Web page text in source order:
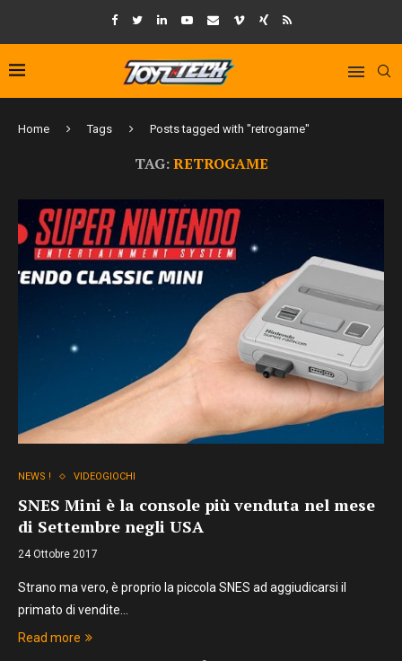
Home Tags Posts tagged with "retrogame"
TAG:RETROGAME
NEWS ! VIDEOGIOCHI
SNES Mini è la console più venduta nel mese
di Settembre negli USA
24 Ottobre 2017
Strano ma vero, è proprio la piccola SNES ad aggiudicarsi il
primato di vendite…
Read more